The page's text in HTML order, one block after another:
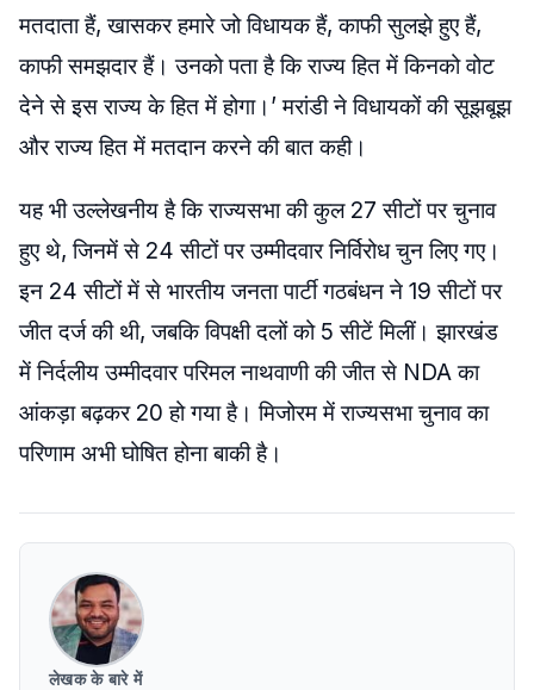
मतदाता हैं, खासकर हमारे जो विधायक हैं, काफी सुलझे हुए हैं,
काफी समझदार हैं। उनको पता है कि राज्य हित में किनको वोट
देने से इस राज्य के हित में होगा।’ मरांडी ने विधायकों की सूझबूझ
और राज्य हित में मतदान करने की बात कही।
यह भी उल्लेखनीय है कि राज्यसभा की कुल 27 सीटों पर चुनाव
हुए थे, जिनमें से 24 सीटों पर उम्मीदवार निर्विरोध चुन लिए गए।
इन 24 सीटों में से भारतीय जनता पार्टी गठबंधन ने 19 सीटों पर
जीत दर्ज की थी, जबकि विपक्षी दलों को 5 सीटें मिलीं। झारखंड
में निर्दलीय उम्मीदवार परिमल नाथवाणी की जीत से NDA का
आंकड़ा बढ़कर 20 हो गया है। मिजोरम में राज्यसभा चुनाव का
परिणाम अभी घोषित होना बाकी है।
लेखक के बारे में